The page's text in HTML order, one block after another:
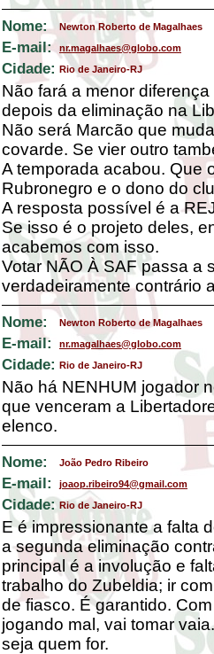
Nome: Newton Roberto de Magalhaes
E-mail: nr.magalhaes@globo.com
Cidade: Rio de Janeiro-RJ
Não fará a menor
depois da eliminação na
Não será Marcão que
covarde. Se vier outro
A temporada acabou. Que
Rubronegro e o dono do
A resposta possível é a
Se isso é o projeto deles,
acabemos com isso.
Votar NÃO À SAF passa a
verdadeiramente contrário
Nome: Newton Roberto de Magalhaes
E-mail: nr.magalhaes@globo.com
Cidade: Rio de Janeiro-RJ
Não há NENHUM jogador
que venceram a
elenco.
Nome: João Pedro Ribeiro
E-mail: joaop.ribeiro94@gmail.com
Cidade: Rio de Janeiro-RJ
E é impressionante a falta
a segunda eliminação
principal é a involução e
trabalho do Zubeldia; ir
de fiasco. É garantido.
jogando mal, vai tomar
seja quem for.